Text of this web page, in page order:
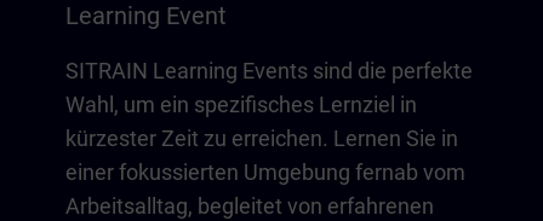
Learning Event
SITRAIN Learning Events sind die perfekte
Wahl, um ein spezifisches Lernziel in
kürzester Zeit zu erreichen. Lernen Sie in
einer fokussierten Umgebung fernab vom
Arbeitsalltag, begleitet von erfahrenen